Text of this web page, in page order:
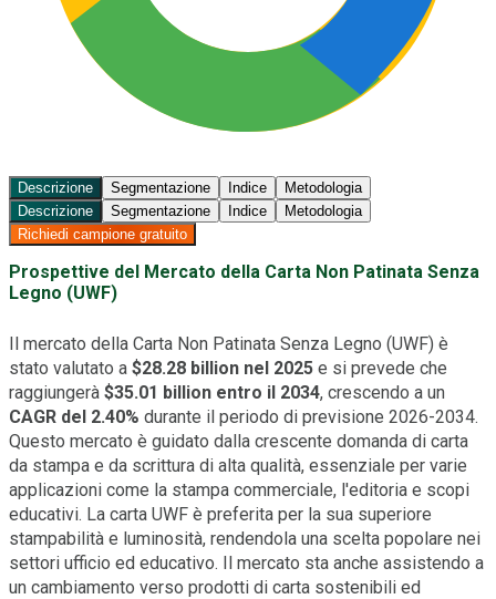
Descrizione Segmentazione Indice
Metodologia
Descrizione
Segmentazione Indice
Metodologia
Richiedi campione gratuito
Prospettive del Mercato della Carta Non Patinata Senza
Legno (UWF)
Il mercato della Carta Non Patinata Senza Legno (UWF) è
stato valutato a $28.28 billion nel 2025 e si prevede che
raggiungerà $35.01 billion entro il 2034, crescendo a un
CAGR del 2.40% durante il periodo di previsione 2026-2034.
Questo mercato è guidato dalla crescente domanda di carta
da stampa e da scrittura di alta qualità, essenziale per varie
applicazioni come la stampa commerciale, l'editoria e scopi
educativi. La carta UWF è preferita per la sua superiore
stampabilità e luminosità, rendendola una scelta popolare nei
settori ufficio ed educativo. Il mercato sta anche assistendo a
un cambiamento verso prodotti di carta sostenibili ed